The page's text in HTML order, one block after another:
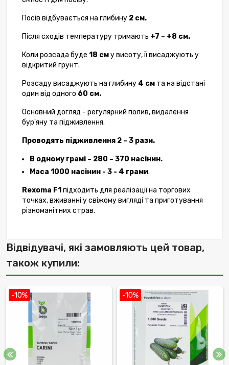
Посів відбувається на глибину 2 см.
Після сходів температуру тримають +7 – +8 см.
Коли розсада буде 18 сму висоту, її висаджують у
відкритий грунт.
Розсаду висаджують на глибину 4 см та на відстані
один від одного 60 см.
Основний догляд - регулярний полив, видалення
бур'яну та підживлення.
Проводять підживлення 2 – 3 рази.
В одному грамі – 280 – 370 насінин.
Маса 1000 насінин - 3 - 4 грами.
Rexoma F1 підходить для реалізації на торгових
точках, вживанні у свіжому вигляді та приготування
різноманітних страв.
Відвідувачі, які замовляють цей товар,
також купили:
-10% -10%